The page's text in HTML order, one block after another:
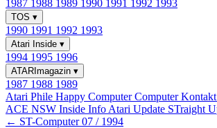
1987 1988 1989 1990 1991 1992 1993
TOS ▾
1990 1991 1992 1993
Atari Inside ▾
1994 1995 1996
ATARImagazin ▾
1987 1988 1989
Atari Phile Happy ComputerComputer Kontakt
ACE NSW Inside Info Atari Update STraight
← ST-Computer 07 / 1994